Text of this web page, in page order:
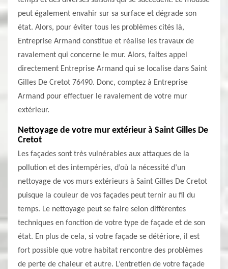
peut également envahir sur sa surface et dégrade son
état. Alors, pour éviter tous les problèmes cités là,
Entreprise Armand constitue et réalise les travaux de
ravalement qui concerne le mur. Alors, faites appel
directement Entreprise Armand qui se localise dans Saint
Gilles De Cretot 76490. Donc, comptez à Entreprise
Armand pour effectuer le ravalement de votre mur
extérieur.
Nettoyage de votre mur extérieur à Saint Gilles De
Cretot
Les façades sont très vulnérables aux attaques de la
pollution et des intempéries, d’où la nécessité d’un
nettoyage de vos murs extérieurs à Saint Gilles De Cretot
puisque la couleur de vos façades peut ternir au fil du
temps. Le nettoyage peut se faire selon différentes
techniques en fonction de votre type de façade et de son
état. En plus de cela, si votre façade se détériore, il est
fort possible que votre habitat rencontre des problèmes
de perte de chaleur et autre. L’entretien de votre façade